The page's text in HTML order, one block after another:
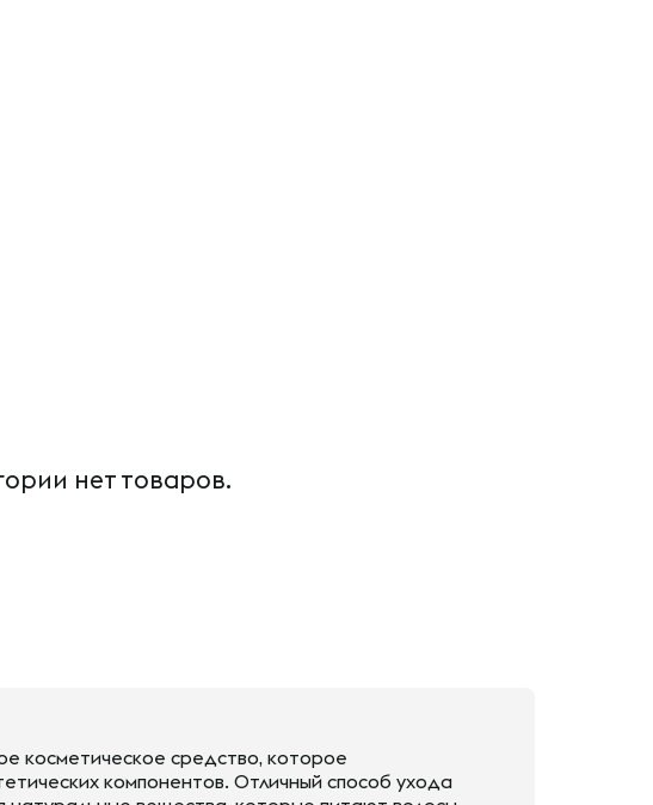
нет товаров.
косметическое средство, которое
компонентов. Отличный способ ухода